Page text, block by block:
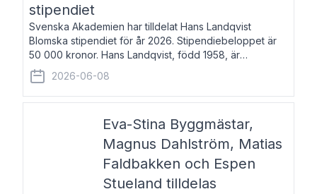
stipendiet
Svenska Akademien har tilldelat Hans Landqvist
Blomska stipendiet för år 2026. Stipendiebeloppet är
50 000 kronor. Hans Landqvist, född 1958, är
professor i svenska vid Göteborgs universitet. Han
disputerade år 2000 på avhandlingen Författn
2026-06-08
Eva-Stina Byggmästar,
Magnus Dahlström, Matias
Faldbakken och Espen
Stueland tilldelas